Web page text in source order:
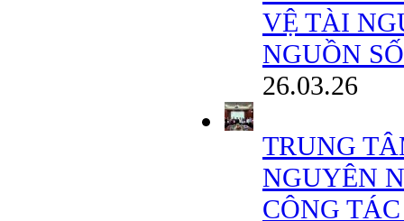
VỆ TÀI
NGUỒN
26.03.26
TRUNG
NGUYÊN
CÔNG